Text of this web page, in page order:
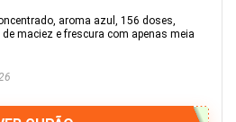
aroma azul, 156 doses,
maciez e frescura com apenas meia